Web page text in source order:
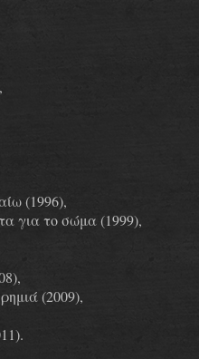
(1996),
για το σώμα (1999),
(2009),